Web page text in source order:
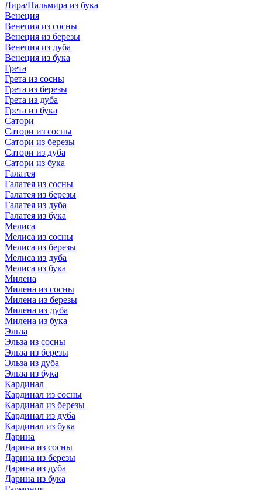
Лира/Пальмира из бука
Венеция
Венеция из сосны
Венеция из березы
Венеция из дуба
Венеция из бука
Грета
Грета из сосны
Грета из березы
Грета из дуба
Грета из бука
Сатори
Сатори из сосны
Сатори из березы
Сатори из дуба
Сатори из бука
Галатея
Галатея из сосны
Галатея из березы
Галатея из дуба
Галатея из бука
Мелиса
Мелиса из сосны
Мелиса из березы
Мелиса из дуба
Мелиса из бука
Милена
Милена из сосны
Милена из березы
Милена из дуба
Милена из бука
Эльза
Эльза из сосны
Эльза из березы
Эльза из дуба
Эльза из бука
Кардинал
Кардинал из сосны
Кардинал из березы
Кардинал из дуба
Кардинал из бука
Дарина
Дарина из сосны
Дарина из березы
Дарина из дуба
Дарина из бука